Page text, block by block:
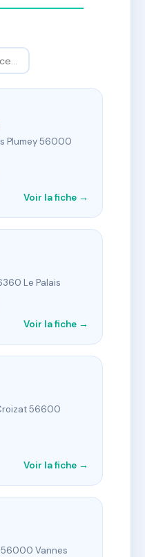
Plumey 56000
Voir la fiche →
Le Palais
Voir la fiche →
56600
Voir la fiche →
56000 Vannes